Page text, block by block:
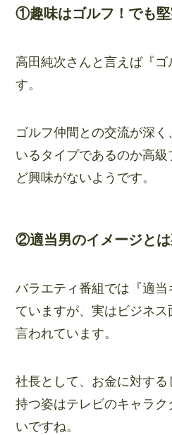
①趣味はゴルフ！でも堅
高田純次さんと言えば『
す。
ゴルフ仲間との交流が深
いるタイプであるのか高
ど興味がないようです。
②適当男のイメージとは
バラエティ番組では『適
ていますが、実はビジネス
言われています。
社長として、お金に対す
持つ姿はテレビのキャラ
いですね。